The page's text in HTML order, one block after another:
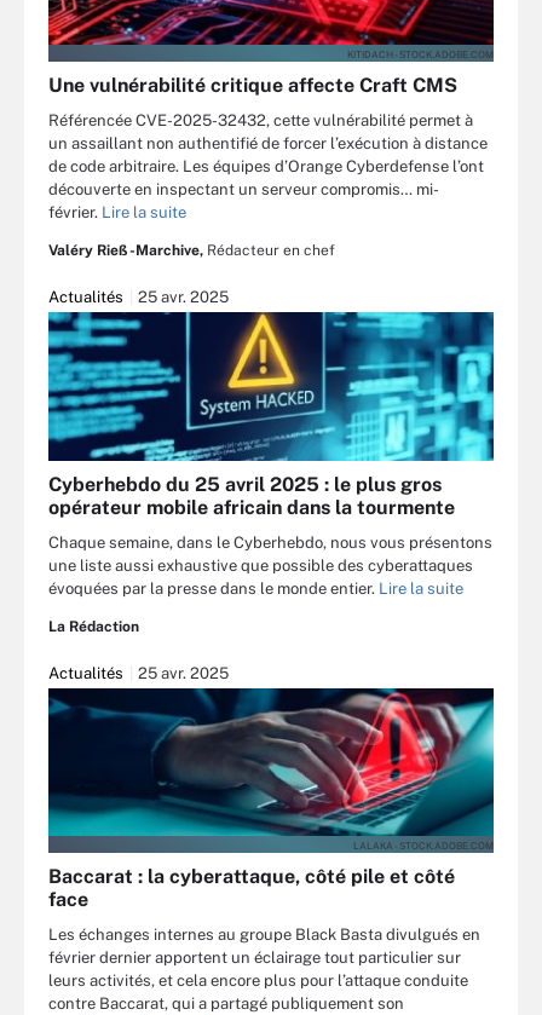
KITIDACH - STOCK.ADOBE.COM
Une vulnérabilité critique affecte Craft CMS
Référencée CVE-2025-32432, cette vulnérabilité permet à
un assaillant non authentifié de forcer l’exécution à distance
de code arbitraire. Les équipes d’Orange Cyberdefense l’ont
découverte en inspectant un serveur compromis… mi-
février. Lire la suite
Valéry Rieß-Marchive, Rédacteur en chef
Actualités 25 avr. 2025
Cyberhebdo du 25 avril 2025 : le plus gros
opérateur mobile africain dans la tourmente
Chaque semaine, dans le Cyberhebdo, nous vous présentons
une liste aussi exhaustive que possible des cyberattaques
évoquées par la presse dans le monde entier. Lire la suite
La Rédaction
Actualités 25 avr. 2025
LALAKA - STOCK.ADOBE.COM
Baccarat : la cyberattaque, côté pile et côté
face
Les échanges internes au groupe Black Basta divulgués en
février dernier apportent un éclairage tout particulier sur
leurs activités, et cela encore plus pour l’attaque conduite
contre Baccarat, qui a partagé publiquement son